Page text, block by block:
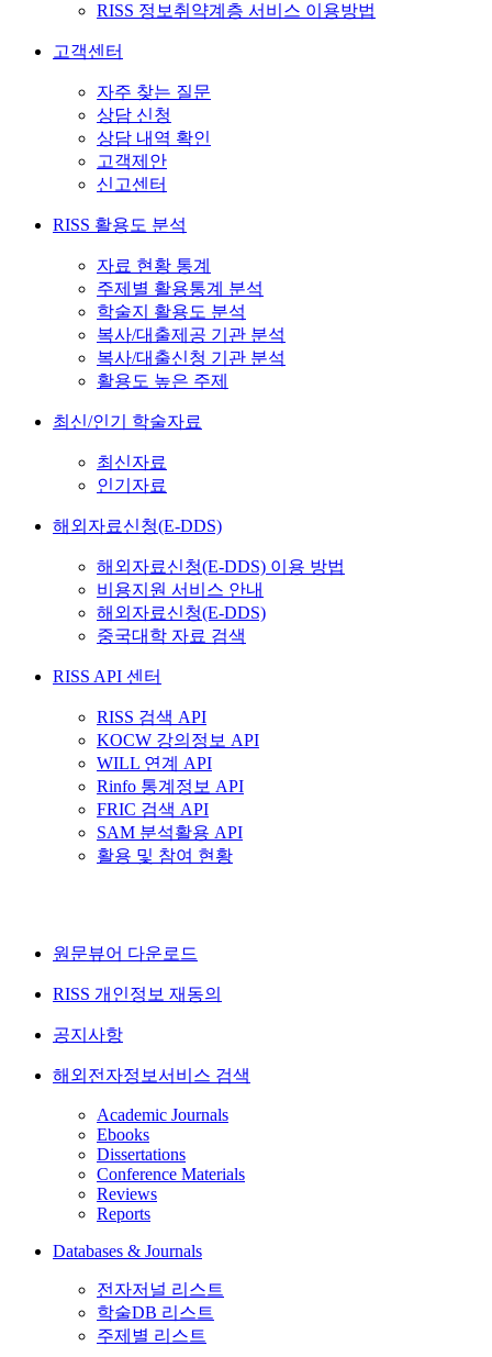
RISS 정보취약계층 서비스 이용방법
고객센터
자주 찾는 질문
상담 신청
상담 내역 확인
고객제안
신고센터
RISS 활용도 분석
자료 현황 통계
주제별 활용통계 분석
학술지 활용도 분석
복사/대출제공 기관 분석
복사/대출신청 기관 분석
활용도 높은 주제
최신/인기 학술자료
최신자료
인기자료
해외자료신청(E-DDS)
해외자료신청(E-DDS) 이용 방법
비용지원 서비스 안내
해외자료신청(E-DDS)
중국대학 자료 검색
RISS API 센터
RISS 검색 API
KOCW 강의정보 API
WILL 연계 API
Rinfo 통계정보 API
FRIC 검색 API
SAM 분석활용 API
활용 및 참여 현황
원문뷰어 다운로드
RISS 개인정보 재동의
공지사항
해외전자정보서비스 검색
Academic Journals
Ebooks
Dissertations
Conference Materials
Reviews
Reports
Databases & Journals
전자저널 리스트
학술DB 리스트
주제별 리스트